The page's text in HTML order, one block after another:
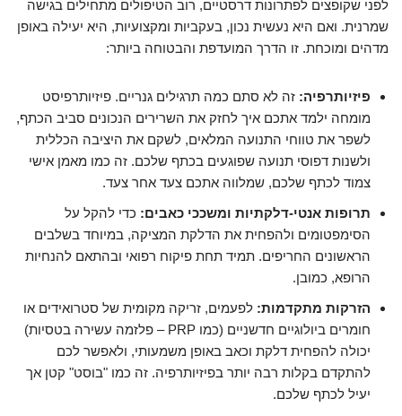
לפני שקופצים לפתרונות דרסטיים, רוב הטיפולים מתחילים בגישה
שמרנית. ואם היא נעשית נכון, בעקביות ומקצועיות, היא יעילה באופן
מדהים ומוכחת. זו הדרך המועדפת והבטוחה ביותר:
פיזיותרפיה: זה לא סתם כמה תרגילים גנריים. פיזיותרפיסט
מומחה ילמד אתכם איך לחזק את השרירים הנכונים סביב הכתף,
לשפר את טווחי התנועה המלאים, לשקם את היציבה הכללית
ולשנות דפוסי תנועה שפוגעים בכתף שלכם. זה כמו מאמן אישי
צמוד לכתף שלכם, שמלווה אתכם צעד אחר צעד.
תרופות אנטי-דלקתיות ומשככי כאבים: כדי להקל על
הסימפטומים ולהפחית את הדלקת המציקה, במיוחד בשלבים
הראשונים החריפים. תמיד תחת פיקוח רפואי ובהתאם להנחיות
הרופא, כמובן.
הזרקות מתקדמות: לפעמים, זריקה מקומית של סטרואידים או
חומרים ביולוגיים חדשניים (כמו PRP – פלזמה עשירה בטסיות)
יכולה להפחית דלקת וכאב באופן משמעותי, ולאפשר לכם
להתקדם בקלות רבה יותר בפיזיותרפיה. זה כמו "בוסט" קטן אך
יעיל לכתף שלכם.